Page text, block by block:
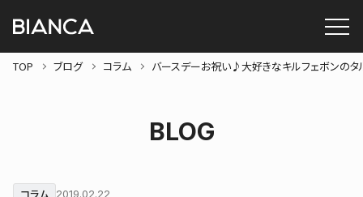
TOP ブログ コラム バースデーお祝い♪大好きなキルフェボンのタ
BLOG
2019.02.22